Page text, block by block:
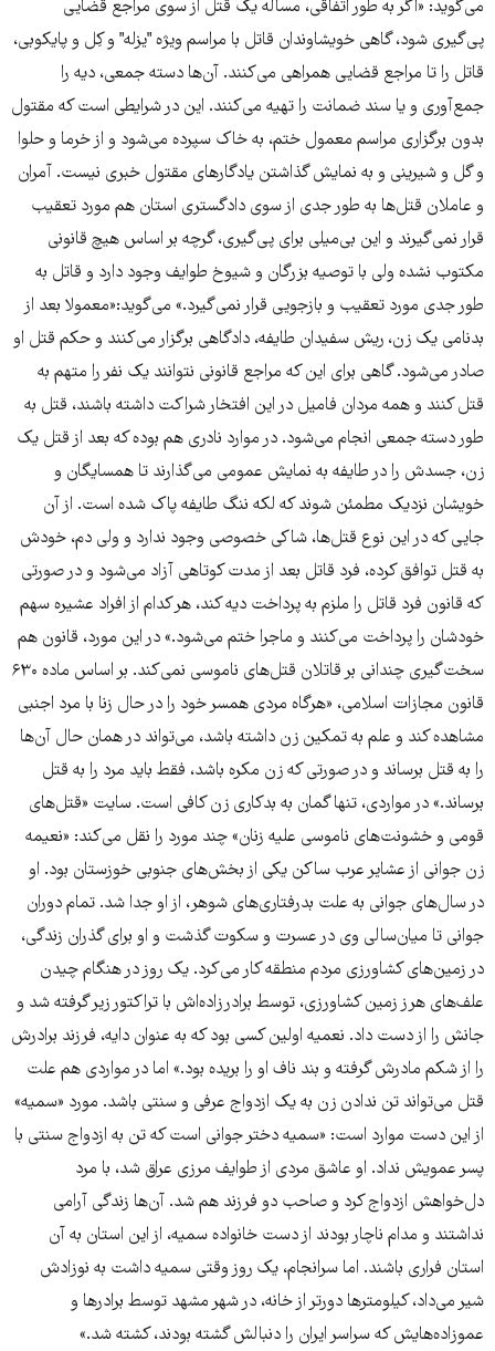
می‌گوید: «اگر به طور اتفاقی، مساله یک قتل از سوی مراجع قضایی
پی‌گیری شود، گاهی خویشاوندان قاتل با مراسم ویژه "یزله" و کِل و پایکوبی،
قاتل را تا مراجع قضایی همراهی می‌کنند. آن‌ها دسته جمعی، دیه را
جمع‌آوری و یا سند ضمانت را تهیه می‌کنند. این در شرایطی است که مقتول
بدون برگزاری مراسم معمول ختم، به خاک سپرده می‌شود و از خرما و حلوا
و گل و شیرینی و به نمایش گذاشتن یادگارهای مقتول خبری نیست. آمران
و عاملان قتل‌ها به طور جدی از سوی دادگستری استان هم مورد تعقیب
قرار نمی‌گیرند و این بی‌میلی برای پی‌گیری، گرچه بر اساس هیچ قانونی
مکتوب نشده ولی با توصیه بزرگان و شیوخ طوایف وجود دارد و قاتل به
طور جدی مورد تعقیب و بازجویی قرار نمی‌گیرد.» می‌گوید:«معمولا بعد از
بدنامی یک زن، ریش سفیدان طایفه، دادگاهی برگزار می‌کنند و حکم قتل او
صادر می‌شود. گاهی برای این که مراجع قانونی نتوانند یک نفر را متهم به
قتل کنند و همه مردان فامیل در این افتخار شراکت داشته باشند، قتل به
طور دسته جمعی انجام می‌شود. در موارد نادری هم بوده که بعد از قتل یک
زن، جسدش را در طایفه به نمایش عمومی می‌گذارند تا همسایگان و
خویشان نزدیک مطمئن ‌شوند که لکه ننگ طایفه پاک شده است. از آن
جایی که در این نوع قتل‌ها، شاکی خصوصی وجود ندارد و ولی دم، خودش
به قتل توافق کرده، فرد قاتل بعد از مدت کوتاهی آزاد می‌شود و در صورتی
که قانون فرد قاتل را ملزم به پرداخت دیه کند، هر کدام از افراد عشیره سهم
خودشان را پرداخت می‌کنند و ماجرا ختم می‌شود.» در این مورد، قانون هم
سخت‌گیری چندانی بر قاتلان قتل‌های ناموسی نمی‌کند. بر اساس ماده ۶۳۰
قانون مجازات اسلامی، «هر‌گاه مردی همسر خود را در حال زنا با مرد اجنبی
مشاهده کند و علم به تمکین زن داشته باشد، می‌تواند در‌‌ همان حال آن‌ها
را به قتل برساند و در صورتی که زن مکره باشد، فقط باید مرد را به قتل
برساند.» در مواردی، تنها گمان به بدکاری زن کافی است. سایت «قتل‌های
قومی و خشونت‌های ناموسی علیه زنان» چند مورد را نقل می‌کند: «نعیمه
زن جوانی از عشایر عرب ساکن یکی از بخش‌های جنوبی خوزستان بود. او
در سال‌های جوانی به علت بدرفتاری‌های شوهر، از او جدا شد. تمام دوران
جوانی تا میان‌سالی‌ وی در عسرت و سکوت گذشت و او برای گذران زندگی،
در زمین‌های کشاورزی مردم منطقه کار می‌کرد. یک روز در هنگام چیدن
علف‌های هرز زمین کشاورزی، توسط برادرزاده‌اش با تراکتور زیر گرفته شد و
جانش را از دست داد. نعمیه اولین کسی بود که به عنوان دایه، فرزند برادرش
را از شکم مادرش گرفته و بند ناف او را بریده بود.» اما در مواردی هم علت
قتل می‌تواند تن ندادن زن به یک ازدواج عرفی و سنتی باشد. مورد «سمیه»
از این دست موارد است: «سمیه دختر جوانی است که تن به ازدواج سنتی با
پسر عمویش نداد. او عاشق مردی از طوایف مرزی عراق شد، با مرد
دل‌خواهش ازدواج ‌کرد و صاحب دو فرزند هم ‌شد. آن‌ها زندگی آرامی
نداشتند و مدام ناچار بودند از دست خانواده سمیه، از این استان به آن
استان فراری باشند. اما سرانجام، یک روز وقتی سمیه داشت به نوزادش
شیر می‌داد، کیلومتر‌ها دور‌تر از خانه، در شهر مشهد توسط برادر‌ها و
عموزاده‌هایش که سراسر ایران را دنبالش گشته‌ بودند، کشته ‌شد.»